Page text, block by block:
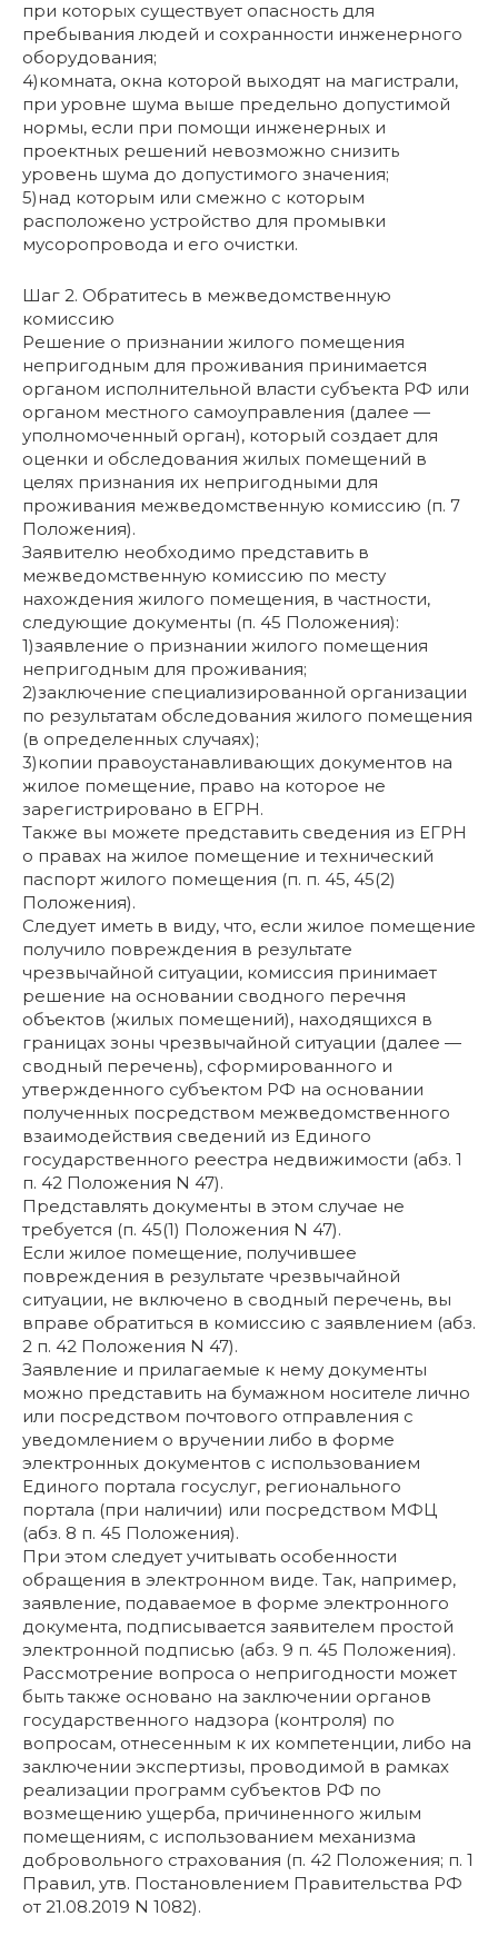
при которых существует опасность для
пребывания людей и сохранности инженерного
оборудования;
4)комната, окна которой выходят на магистрали,
при уровне шума выше предельно допустимой
нормы, если при помощи инженерных и
проектных решений невозможно снизить
уровень шума до допустимого значения;
5)над которым или смежно с которым
расположено устройство для промывки
мусоропровода и его очистки.
Шаг 2. Обратитесь в межведомственную
комиссию
Решение о признании жилого помещения
непригодным для проживания принимается
органом исполнительной власти субъекта РФ или
органом местного самоуправления (далее —
уполномоченный орган), который создает для
оценки и обследования жилых помещений в
целях признания их непригодными для
проживания межведомственную комиссию (п. 7
Положения).
Заявителю необходимо представить в
межведомственную комиссию по месту
нахождения жилого помещения, в частности,
следующие документы (п. 45 Положения):
1)заявление о признании жилого помещения
непригодным для проживания;
2)заключение специализированной организации
по результатам обследования жилого помещения
(в определенных случаях);
3)копии правоустанавливающих документов на
жилое помещение, право на которое не
зарегистрировано в ЕГРН.
Также вы можете представить сведения из ЕГРН
о правах на жилое помещение и технический
паспорт жилого помещения (п. п. 45, 45(2)
Положения).
Следует иметь в виду, что, если жилое помещение
получило повреждения в результате
чрезвычайной ситуации, комиссия принимает
решение на основании сводного перечня
объектов (жилых помещений), находящихся в
границах зоны чрезвычайной ситуации (далее —
сводный перечень), сформированного и
утвержденного субъектом РФ на основании
полученных посредством межведомственного
взаимодействия сведений из Единого
государственного реестра недвижимости (абз. 1
п. 42 Положения N 47).
Представлять документы в этом случае не
требуется (п. 45(1) Положения N 47).
Если жилое помещение, получившее
повреждения в результате чрезвычайной
ситуации, не включено в сводный перечень, вы
вправе обратиться в комиссию с заявлением (абз.
2 п. 42 Положения N 47).
Заявление и прилагаемые к нему документы
можно представить на бумажном носителе лично
или посредством почтового отправления с
уведомлением о вручении либо в форме
электронных документов с использованием
Единого портала госуслуг, регионального
портала (при наличии) или посредством МФЦ
(абз. 8 п. 45 Положения).
При этом следует учитывать особенности
обращения в электронном виде. Так, например,
заявление, подаваемое в форме электронного
документа, подписывается заявителем простой
электронной подписью (абз. 9 п. 45 Положения).
Рассмотрение вопроса о непригодности может
быть также основано на заключении органов
государственного надзора (контроля) по
вопросам, отнесенным к их компетенции, либо на
заключении экспертизы, проводимой в рамках
реализации программ субъектов РФ по
возмещению ущерба, причиненного жилым
помещениям, с использованием механизма
добровольного страхования (п. 42 Положения; п. 1
Правил, утв. Постановлением Правительства РФ
от 21.08.2019 N 1082).